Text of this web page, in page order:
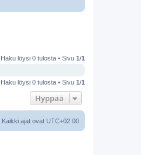
Haku löysi 0 tulosta • Sivu 1/1
Haku löysi 0 tulosta • Sivu 1/1
Hyppää
Kaikki ajat ovat UTC+02:00